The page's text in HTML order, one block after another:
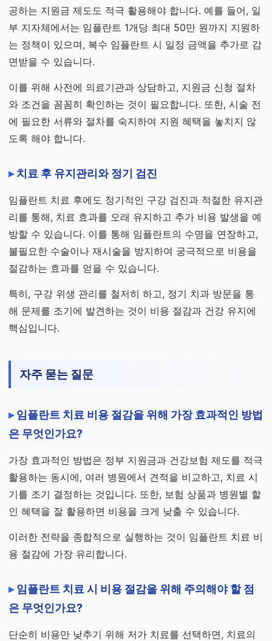
공하는 지원금 제도도 적극 활용해야 합니다. 예를 들어, 일
부 지자체에서는 임플란트 1개당 최대 50만 원까지 지원하
는 정책이 있으며, 복수 임플란트 시 일정 금액을 추가로 감
면받을 수 있습니다.
이를 위해 사전에 의료기관과 상담하고, 지원금 신청 절차
와 조건을 꼼꼼히 확인하는 것이 필요합니다. 또한, 시술 전
에 필요한 서류와 절차를 숙지하여 지원 혜택을 놓치지 않
도록 해야 합니다.
치료 후 유지관리와 정기 검진
임플란트 치료 후에도 정기적인 구강 검진과 적절한 유지관
리를 통해, 치료 효과를 오래 유지하고 추가 비용 발생을 예
방할 수 있습니다. 이를 통해 임플란트의 수명을 연장하고,
불필요한 수술이나 재시술을 방지하여 궁극적으로 비용을
절감하는 효과를 얻을 수 있습니다.
특히, 구강 위생 관리를 철저히 하고, 정기 치과 방문을 통
해 문제를 조기에 발견하는 것이 비용 절감과 건강 유지에
핵심입니다.
자주 묻는 질문
임플란트 치료 비용 절감을 위해 가장 효과적인 방법
은 무엇인가요?
가장 효과적인 방법은 정부 지원금과 건강보험 제도를 적극
활용하는 동시에, 여러 병원에서 견적을 비교하고, 치료 시
기를 조기 결정하는 것입니다. 또한, 보험 상품과 병원별 할
인 혜택을 잘 활용하면 비용을 크게 낮출 수 있습니다.
이러한 전략을 종합적으로 실행하는 것이 임플란트 치료 비
용 절감에 가장 유리합니다.
임플란트 치료 시 비용 절감을 위해 주의해야 할 점
은 무엇인가요?
단순히 비용만 낮추기 위해 저가 치료를 선택하면, 치료의